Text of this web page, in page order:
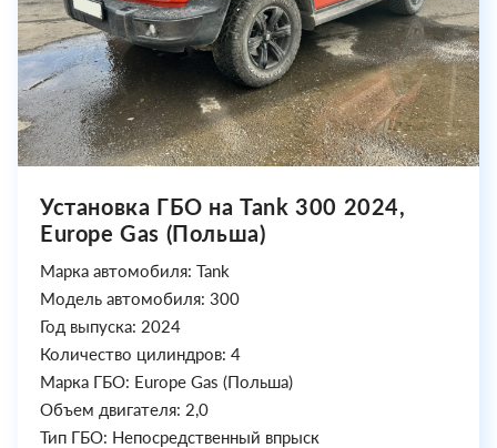
Установка ГБО на Tank 300 2024,
Europe Gas (Польша)
Марка автомобиля: Tank
Модель автомобиля: 300
Год выпуска: 2024
Количество цилиндров: 4
Марка ГБО: Europe Gas (Польша)
Объем двигателя: 2,0
Тип ГБО: Непосредственный впрыск